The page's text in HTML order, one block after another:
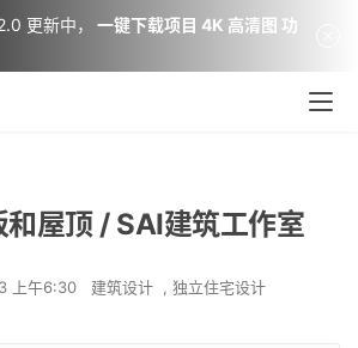
屋顶 / SAI建筑工作室
上午6:30 建筑设计 , 独立住宅设计
更新中，
一键下载项目 4K 高清图 功